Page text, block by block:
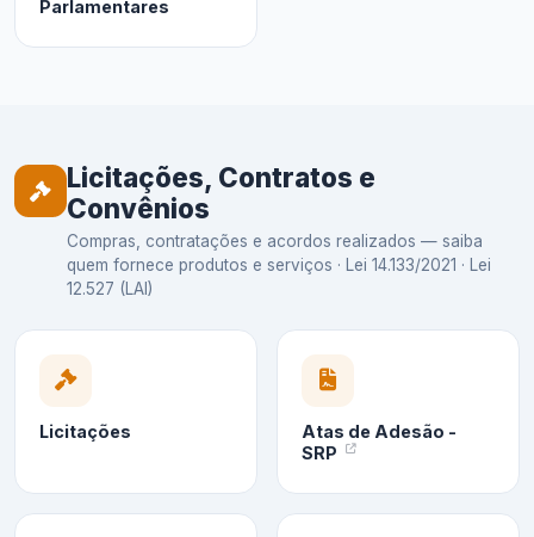
Parlamentares
Licitações, Contratos e
Convênios
Compras, contratações e acordos realizados — saiba
quem fornece produtos e serviços · Lei 14.133/2021 · Lei
12.527 (LAI)
Licitações
Atas de Adesão -
SRP